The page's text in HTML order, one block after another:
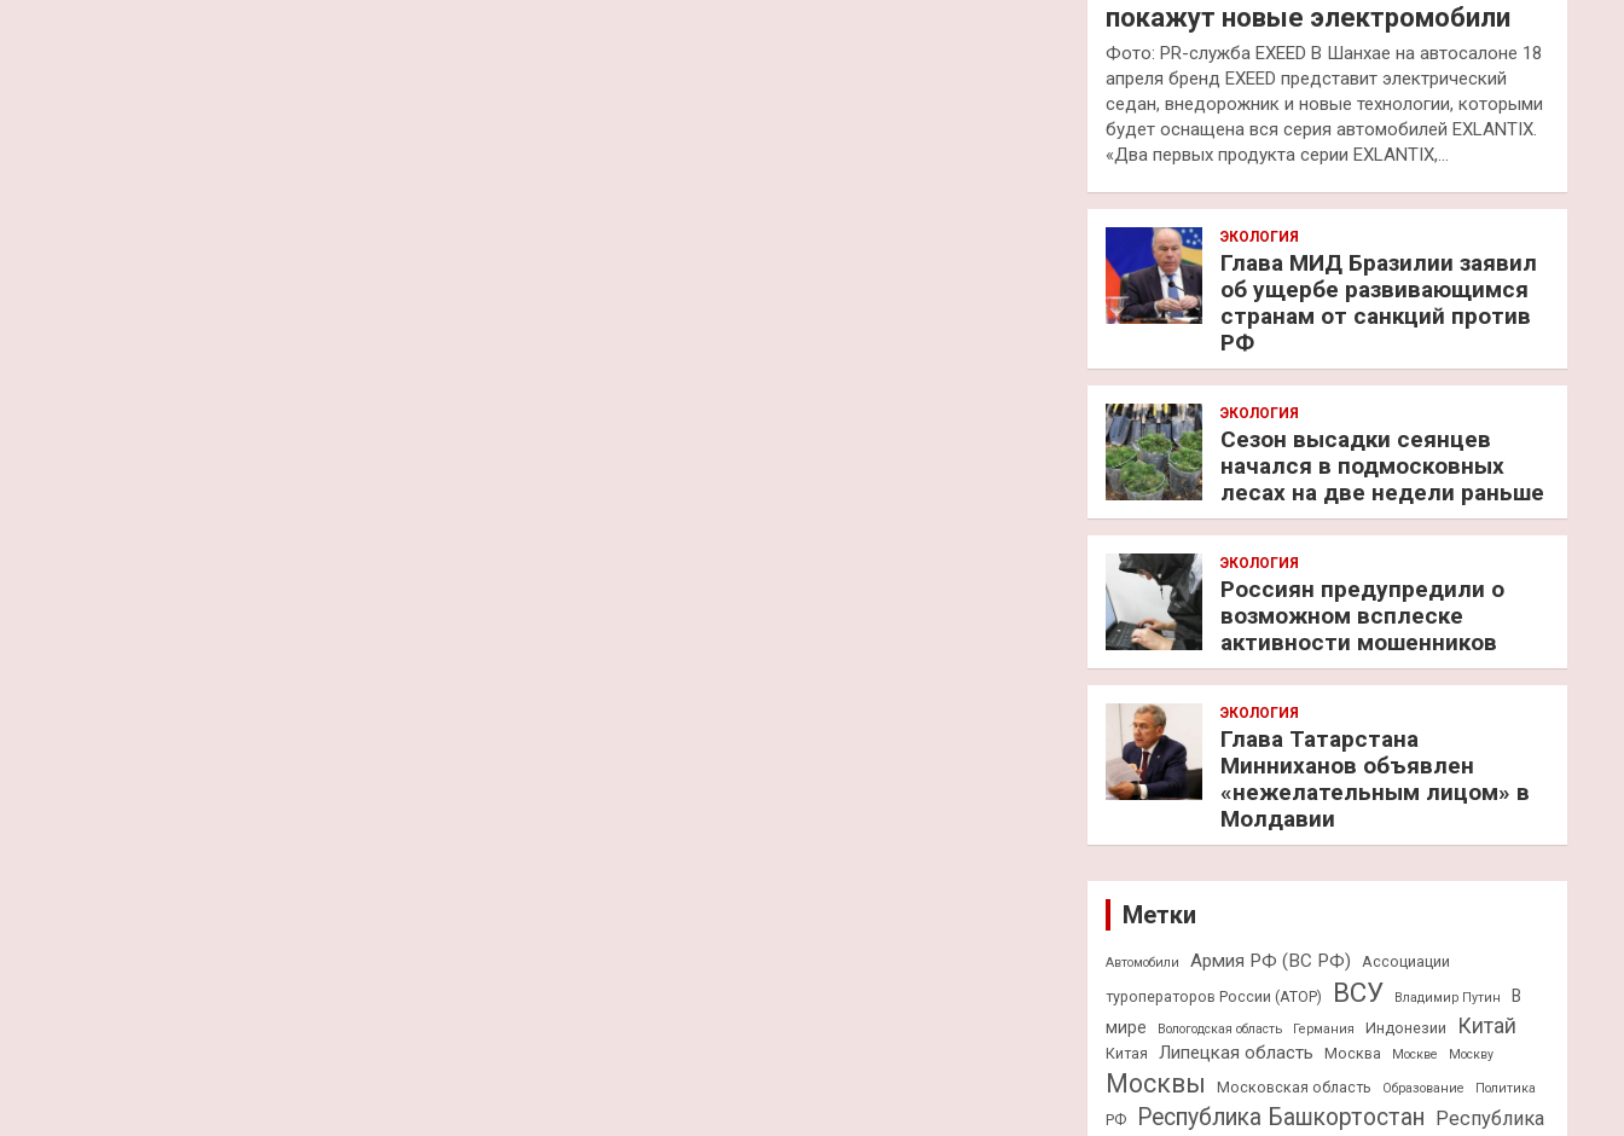
покажут новые электромобили
Фото: PR-служба EXEED В Шанхае на автосалоне 18
апреля бренд EXEED представит электрический
седан, внедорожник и новые технологии, которыми
будет оснащена вся серия автомобилей EXLANTIX.
«Два первых продукта серии EXLANTIX,…
ЭКОЛОГИЯ
Глава МИД Бразилии заявил
об ущербе развивающимся
странам от санкций против
РФ
ЭКОЛОГИЯ
Сезон высадки сеянцев
начался в подмосковных
лесах на две недели раньше
ЭКОЛОГИЯ
Россиян предупредили о
возможном всплеске
активности мошенников
ЭКОЛОГИЯ
Глава Татарстана
Минниханов объявлен
«нежелательным лицом» в
Молдавии
Метки
Автомобили Армия РФ (ВС РФ)
Ассоциации
туроператоров России (АТОР)
ВСУ Владимир Путин
В
мире
Вологодская область Германия Индонезии Китай
Китая Липецкая область Москва Москве Москву
Москвы Московская область Образование Политика
РФ Республика Башкортостан Республика